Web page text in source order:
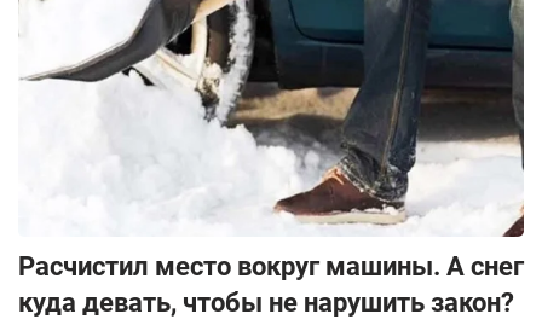
Расчистил место вокруг машины. А снег
куда девать, чтобы не нарушить закон?